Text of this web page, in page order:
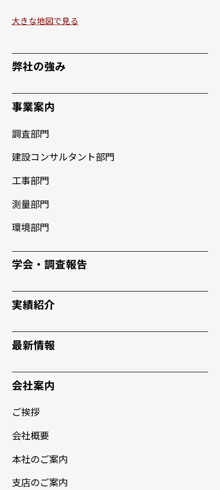
大きな地図で見る
弊社の強み
事業案内
調査部門
建設コンサルタント部門
工事部門
測量部門
環境部門
学会・調査報告
実績紹介
最新情報
会社案内
ご挨拶
会社概要
本社のご案内
支店のご案内